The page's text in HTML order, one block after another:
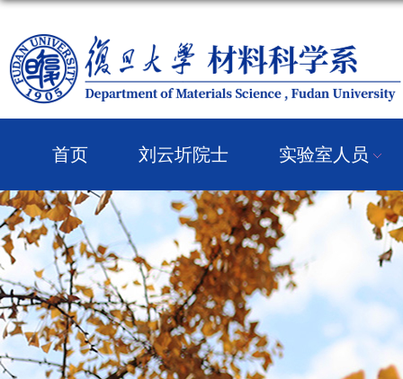
首页 刘云圻院士 实验室人员